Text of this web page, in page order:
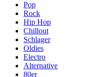
Pop
Rock
Hip Hop
Chillout
Schlager
Oldies
Electro
Alternative
80er